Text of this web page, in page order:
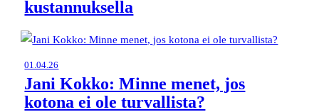
kustannuksella
01.04.26
Jani Kokko: Minne menet, jos
kotona ei ole turvallista?